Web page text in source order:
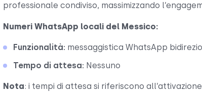
professionale condiviso, massimizzando
Numeri WhatsApp locali del Messico:
Funzionalità: messaggistica WhatsApp
Tempo di attesa: Nessuno
Nota: i tempi di attesa si riferiscono